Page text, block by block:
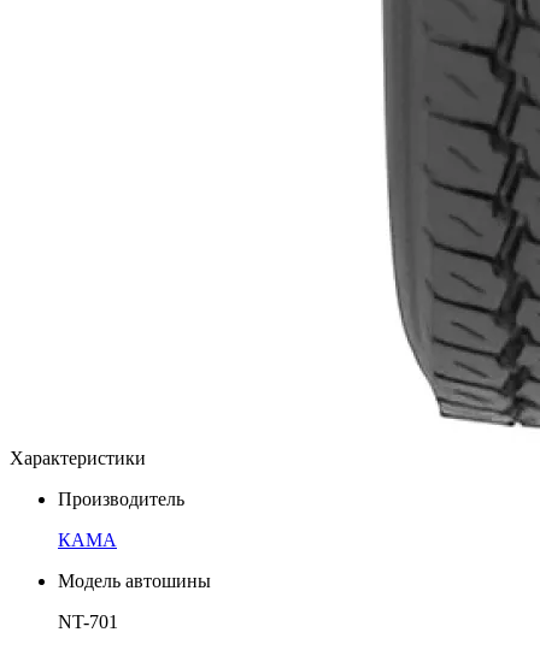
Характеристики
Производитель
КАМА
Модель автошины
NT-701